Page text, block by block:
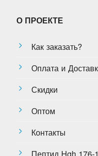
О ПРОЕКТЕ
Как заказать?
Оплата и
Скидки
Оптом
Контакты
Пептид Hgh 176-